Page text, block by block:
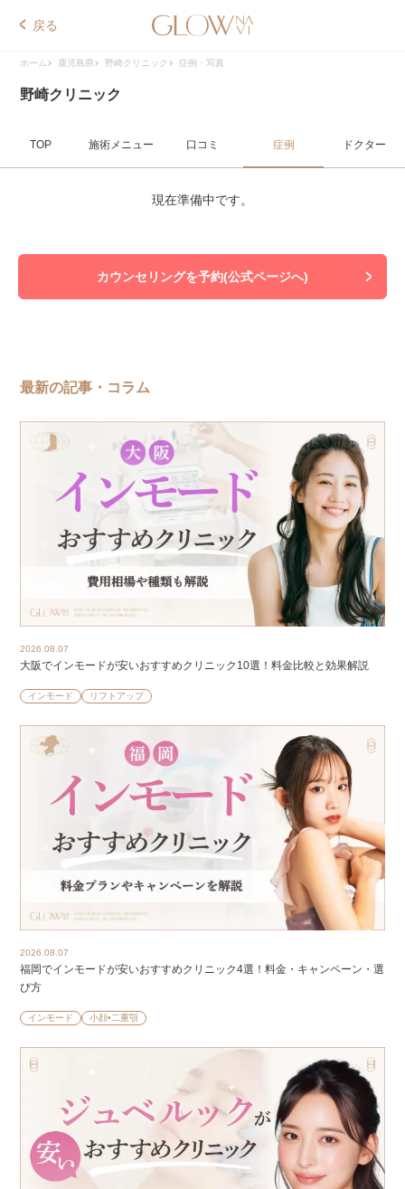
戻る
ホーム 鹿児島県 野崎クリニック 症例・写真
野崎クリニック
TOP 施術メニュー 口コミ 症例 ドクター
現在準備中です。
カウンセリングを予約(公式ページへ)
最新の記事・コラム
2026.08.07
大阪でインモードが安いおすすめクリニック10選！料金比較と効果解説
インモード リフトアップ
2026.08.07
福岡でインモードが安いおすすめクリニック4選！料金・キャンペーン・選
び方
インモード 小顔•二重顎